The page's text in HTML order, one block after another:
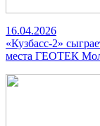
16.04.2026
«Кузбасс-2»
места ГЕОТЕК